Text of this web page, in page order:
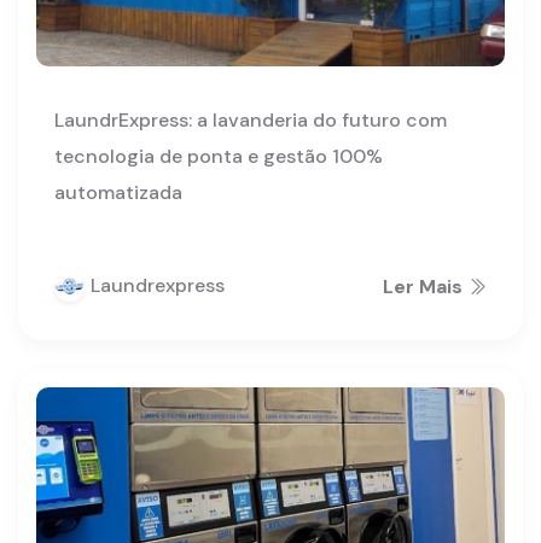
LaundrExpress: a lavanderia do futuro com
tecnologia de ponta e gestão 100%
automatizada
Laundrexpress Ler Mais